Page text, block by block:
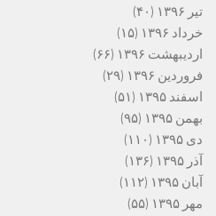
تیر ۱۳۹۶
(۴۰)
خرداد ۱۳۹۶
(۱۵)
اردیبهشت ۱۳۹۶
(۶۶)
فروردین ۱۳۹۶
(۲۹)
اسفند ۱۳۹۵
(۵۱)
بهمن ۱۳۹۵
(۹۵)
دی ۱۳۹۵
(۱۱۰)
آذر ۱۳۹۵
(۱۳۶)
آبان ۱۳۹۵
(۱۱۲)
مهر ۱۳۹۵
(۵۵)